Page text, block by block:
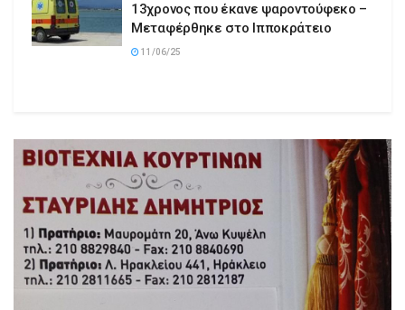
13χρονος που έκανε ψαροντούφεκο –
Μεταφέρθηκε στο Ιπποκράτειο
11/06/25